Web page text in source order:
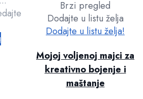
Brzi pregled
Dodajte u listu želja
Dodajte u listu želja!
Mojoj voljenoj majci za
kreativno bojenje i
maštanje